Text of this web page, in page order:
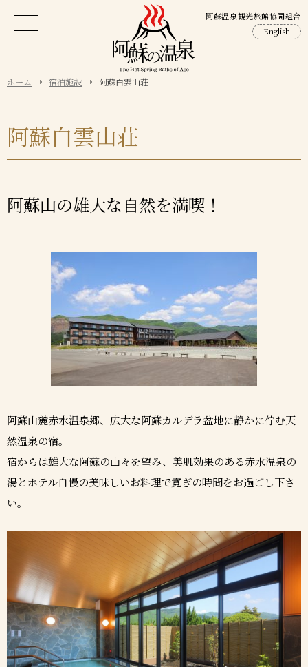
阿蘇温泉観光旅館協同組合
English
ホーム 宿泊施設 阿蘇白雲山荘
阿蘇白雲山荘
阿蘇山の雄大な自然を満喫！
阿蘇山麓赤水温泉郷、広大な阿蘇カルデラ盆地に静かに佇む天
然温泉の宿。
宿からは雄大な阿蘇の山々を望み、美肌効果のある赤水温泉の
湯とホテル自慢の美味しいお料理で寛ぎの時間をお過ごし下さ
い。